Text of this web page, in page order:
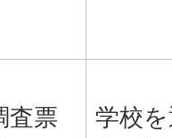
査票
学校